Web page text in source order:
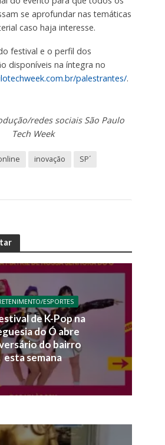
se aprofundar nas temáticas
caso haja interesse.
festival e o perfil dos
disponíveis na íntegra no
palestrantes/.
redes sociais São Paulo
Tech Week
inovação
SP´
ESPORTES
de K-Pop na
do Ó abre
do bairro
esta semana